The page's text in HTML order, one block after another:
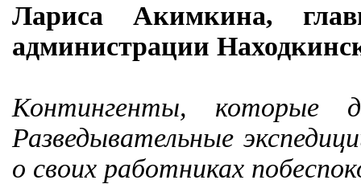
Лариса Акимкина,
администрации
Контингенты, которые
Разведывательные
о своих работниках